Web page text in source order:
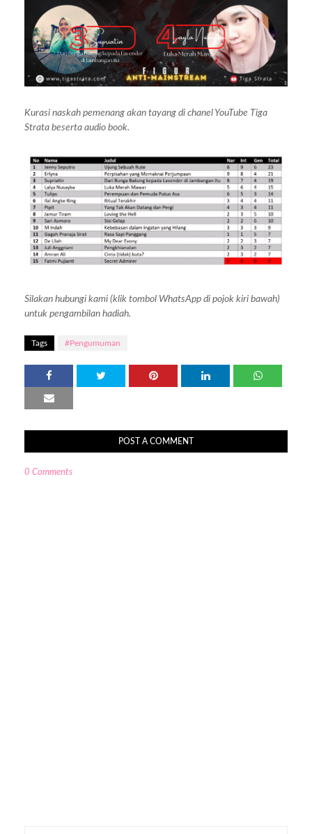
Kurasi naskah pemenang akan tayang di chanel YouTube Tiga
Strata beserta audio book.
Silakan hubungi kami (klik tombol WhatsApp di pojok kiri bawah)
untuk pengambilan hadiah.
Tags #Pengumuman
POST A COMMENT
0 Comments